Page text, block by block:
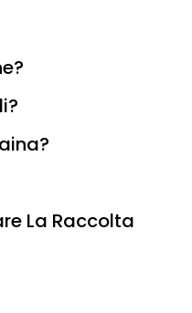
La Raccolta